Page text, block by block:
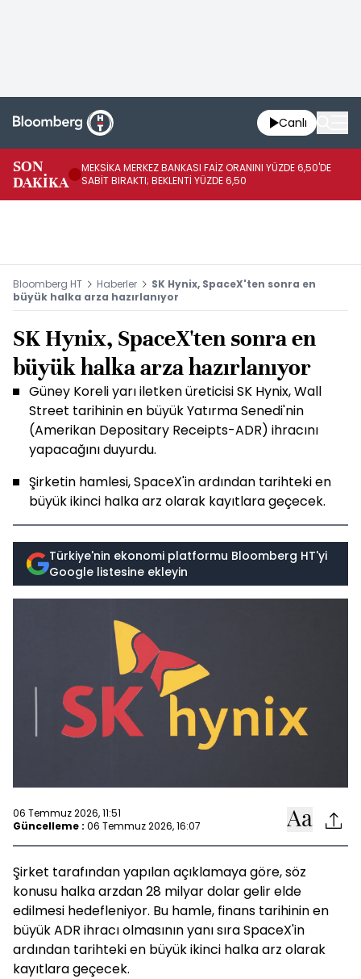
Canlı
SON
DAKİKA
MEKSİKA MERKEZ BANKASI FAİZ ORANINI YÜZDE 6,50'DE
SABİT BIRAKTI; BEKLENTİ YÜZDE 6,50
Bloomberg HT Haberler
SK Hynix, SpaceX'ten sonra en
büyük halka arza hazırlanıyor
SK Hynix, SpaceX'ten sonra en
büyük halka arza hazırlanıyor
Güney Koreli yarı iletken üreticisi SK Hynix, Wall
Street tarihinin en büyük Yatırma Senedi'nin
(Amerikan Depositary Receipts-ADR) ihracını
yapacağını duyurdu.
Şirketin hamlesi, SpaceX'in ardından tarihteki en
büyük ikinci halka arz olarak kayıtlara geçecek.
Türkiye'nin ekonomi platformu Bloomberg HT'yi
Google listesine ekleyin
06 Temmuz 2026, 11:51
Güncelleme : 06 Temmuz 2026, 16:07
Şirket tarafından yapılan açıklamaya göre, söz
konusu halka arzdan 28 milyar dolar gelir elde
edilmesi hedefleniyor. Bu hamle, finans tarihinin en
büyük ADR ihracı olmasının yanı sıra SpaceX'in
ardından tarihteki en büyük ikinci halka arz olarak
kayıtlara geçecek.